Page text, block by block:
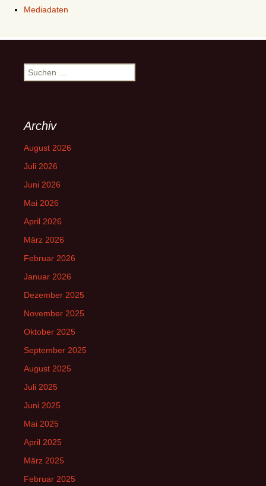
Mediadaten
Suchen
nach:
Archiv
August 2026
Juli 2026
Juni 2026
Mai 2026
April 2026
März 2026
Februar 2026
Januar 2026
Dezember 2025
November 2025
Oktober 2025
September 2025
August 2025
Juli 2025
Juni 2025
Mai 2025
April 2025
März 2025
Februar 2025